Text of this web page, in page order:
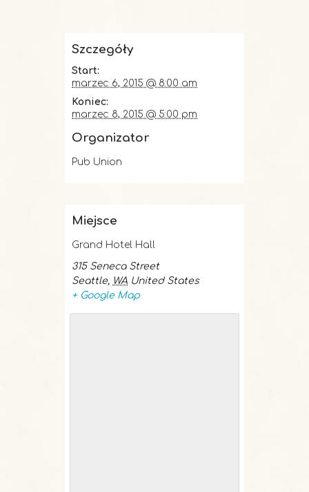
Szczegóły
Start:
marzec 6, 2015 @ 8:00 am
Koniec:
marzec 8, 2015 @ 5:00 pm
Organizator
Pub Union
Miejsce
Grand Hotel Hall
315 Seneca Street
Seattle, WA United States
+ Google Map